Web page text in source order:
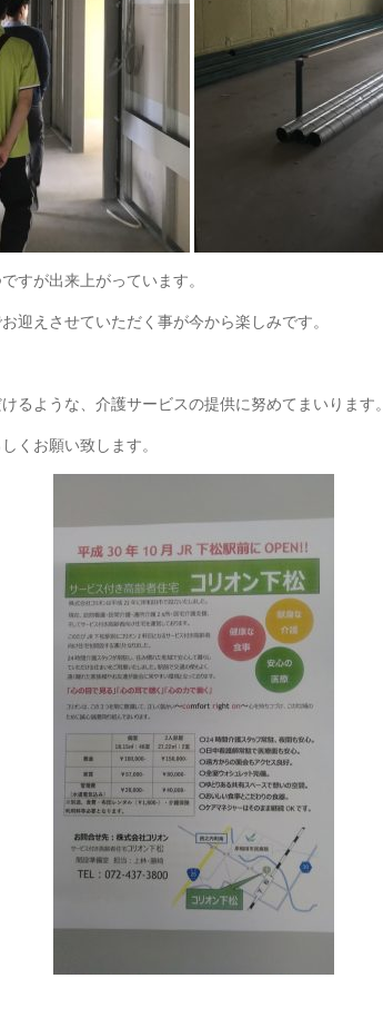
すが出来上がっています。
迎えさせていただく事が今から楽しみです。
るような、介護サービスの提供に努めてまいります。
くお願い致します。